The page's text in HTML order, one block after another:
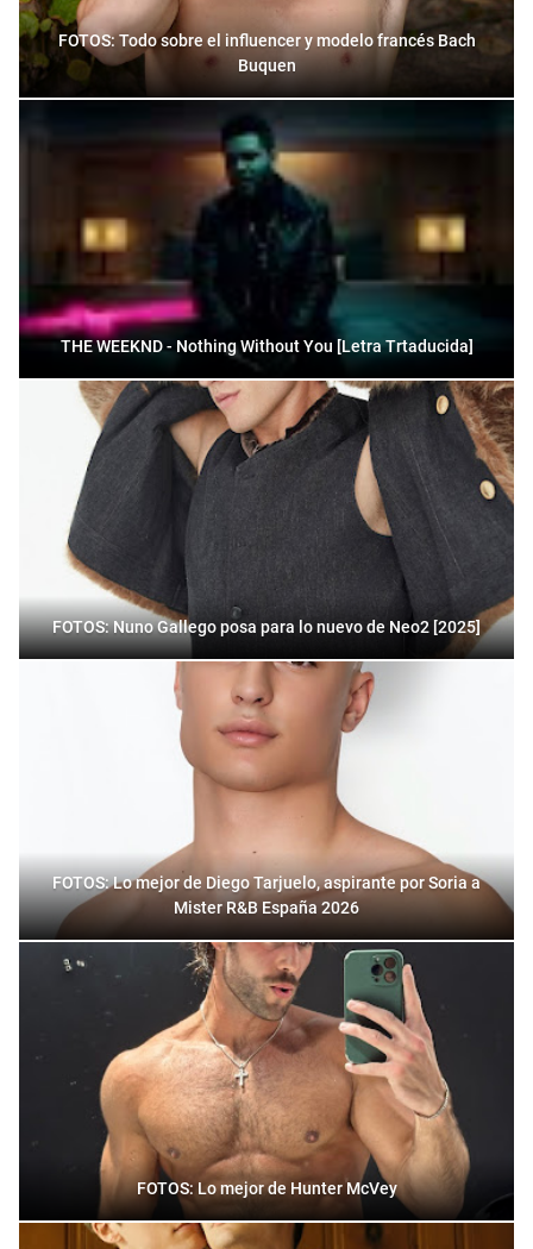
FOTOS: Todo sobre el influencer y modelo francés Bach
Buquen
THE WEEKND - Nothing Without You [Letra Trtaducida]
FOTOS: Nuno Gallego posa para lo nuevo de Neo2 [2025]
FOTOS: Lo mejor de Diego Tarjuelo, aspirante por Soria a
Mister R&B España 2026
FOTOS: Lo mejor de Hunter McVey